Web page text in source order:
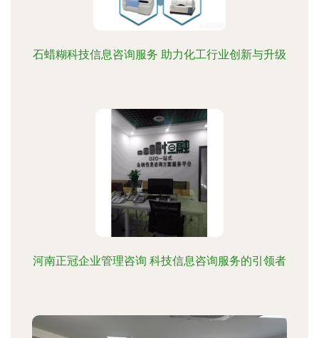
石蜡糊科技信息咨询服务 助力化工行业创新与升级
河南正冠企业管理咨询 科技信息咨询服务的引领者